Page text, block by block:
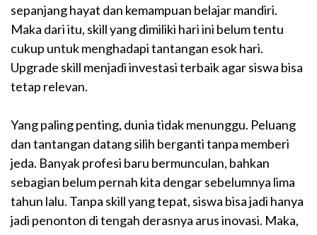
sepanjang hayat dan kemampuan belajar mandiri.
Maka dari itu, skill yang dimiliki hari ini belum tentu
cukup untuk menghadapi tantangan esok hari.
Upgrade skill menjadi investasi terbaik agar siswa bisa
tetap relevan.
Yang paling penting, dunia tidak menunggu. Peluang
dan tantangan datang silih berganti tanpa memberi
jeda. Banyak profesi baru bermunculan, bahkan
sebagian belum pernah kita dengar sebelumnya lima
tahun lalu. Tanpa skill yang tepat, siswa bisa jadi hanya
jadi penonton di tengah derasnya arus inovasi. Maka,